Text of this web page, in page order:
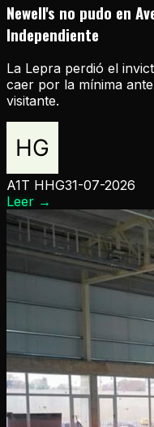
Newell's no pudo en
Independiente
La Lepra perdió el
caer por la mínima
visitante.
A1T HHG31-07-2026
Leer →